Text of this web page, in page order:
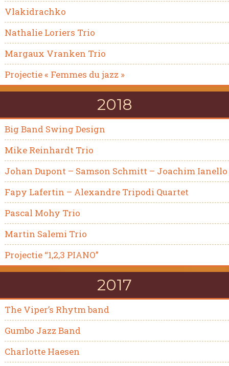
Vlakidrachko
Nathalie Loriers Trio
Margaux Vranken Trio
Projectie « Femmes du jazz »
2018
Big Band Swing Design
Mike Reinhardt Trio
Johan Dupont – Samson Schmitt – Joachim Ianello
Fapy Lafertin – Alexandre Tripodi Quartet
Pascal Mohy Trio
Martin Salemi Trio
Projectie “1,2,3 PIANO”
2017
The Viper’s Rhytm band
Gumbo Jazz Band
Charlotte Haesen